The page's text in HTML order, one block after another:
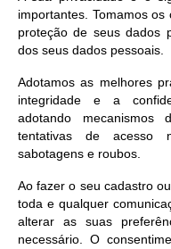
importantes. Tomamos
proteção de seus dados
dos seus dados pessoais.
Adotamos as melhores
integridade e a
adotando mecanismos
tentativas de acesso
sabotagens e roubos.
Ao fazer o seu cadastro
toda e qualquer
alterar as suas
necessário. O